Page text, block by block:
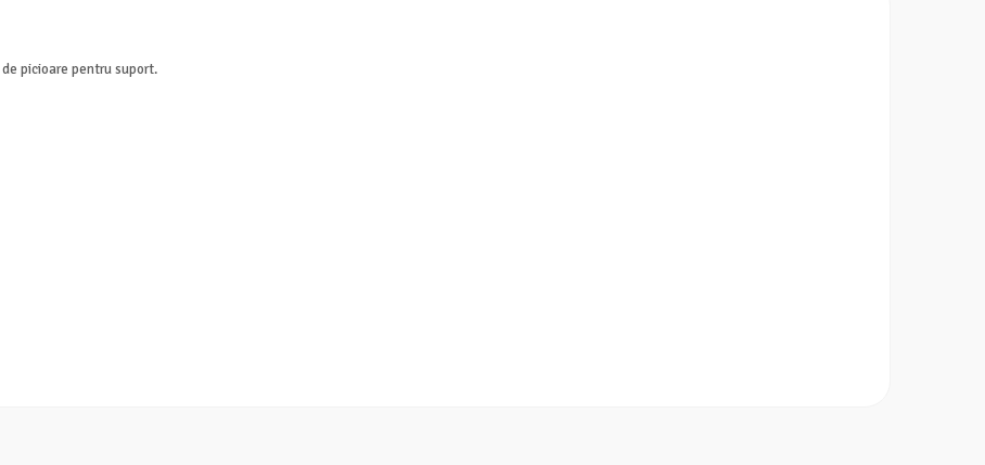
picioare pentru suport.